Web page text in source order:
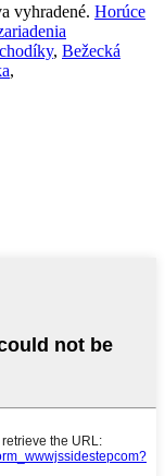
vyhradené. Horúce
, Bežecká
,